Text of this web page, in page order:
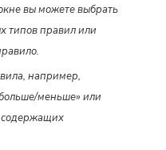
вы можете выбрать
типов правил или
например,
меньше» или
содержащих